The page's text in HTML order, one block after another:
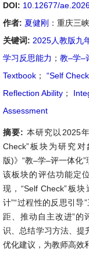
DOI: 10.12677/
作者: 夏健刚 ：重庆三
关键词: 2025人教版九
学习反思能力 ； 教–学–
Textbook ； “Self
Reflection Ability ；
Assessment
摘要: 本研究以2025
Check”板块为研究
版)》“教–学–评一体化
该板块的评估功能定
现，“Self Check”板
计”“过程性的反思引导
距、推动自主改进”的
识、总结学习方法、提
优化建议，为教师高效